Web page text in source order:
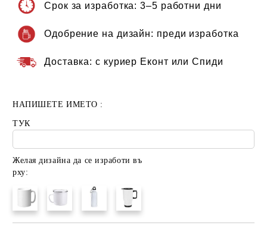
Срок за изработка: 3–5 работни дни
Одобрение на дизайн: преди изработка
Доставка: с куриер Еконт или Спиди
НАПИШЕТЕ ИМЕТО :
ТУК
Желая дизайна да се изработи въ
рху: